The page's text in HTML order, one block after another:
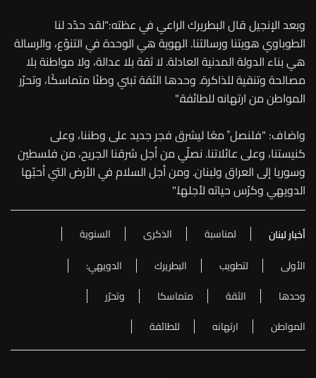
وبعد الإنجيل قال البطريرك الراعي في عظته:"لقد حدّد لنا
الطوباوي هويتنا ورسالتنا. الهوية هي الوحدة في التنوّع، والرسالة
هي بناء الدولة المدنية العادلة. لا ثقة بلا عدالة، ولا مواطنة بلا
مصالحة وتنقية للذاكرة. وحدها الثقة تبني وطنًا متماسكًا، وتحرّر
المواطن من ارتهانه للطائفة."
واضاف: "فلنصلِّ معًا ليشرق فجر جديد على وطننا، وعلى
كنيستنا، وعلى عائلاتنا. نصلّي من أجل شرقنا الجريح، من فلسطين
وسوريا إلى العراق ولبنان. ومن أجل السلام في الأرض التي أحبّها
الدويهي وكرّس حياته لأجلها."
أخبار لبنان لمناسبة الذكرى
السنوية
الأولى
لتطويب البطريرك
الدويهي:
وحدها
الثقة متماسكا
وتحرّر
المواطن
ارتهانه للطائفة